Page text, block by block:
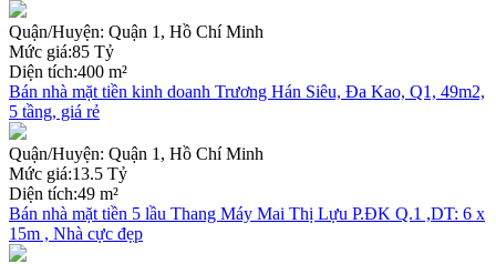
Quận/Huyện: Quận 1, Hồ Chí Minh
Mức giá:85 Tỷ
Diện tích:400 m²
Bán nhà mặt tiền kinh doanh Trương Hán Siêu, Đa Kao, Q1, 49m2,
5 tầng, giá rẻ
Quận/Huyện: Quận 1, Hồ Chí Minh
Mức giá:13.5 Tỷ
Diện tích:49 m²
Bán nhà mặt tiền 5 lầu Thang Máy Mai Thị Lựu P.ĐK Q.1 ,DT: 6 x
15m , Nhà cực đẹp